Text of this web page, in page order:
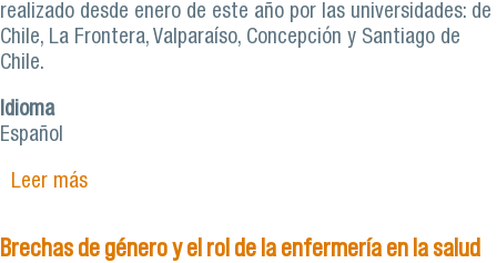
realizado desde enero de este año por las universidades: de
Chile, La Frontera, Valparaíso, Concepción y Santiago de
Chile.
Idioma
Español
Leer mássobre Docentes reflexionan sobre la formación
Brechas de género y el rol de la enfermería en la salud